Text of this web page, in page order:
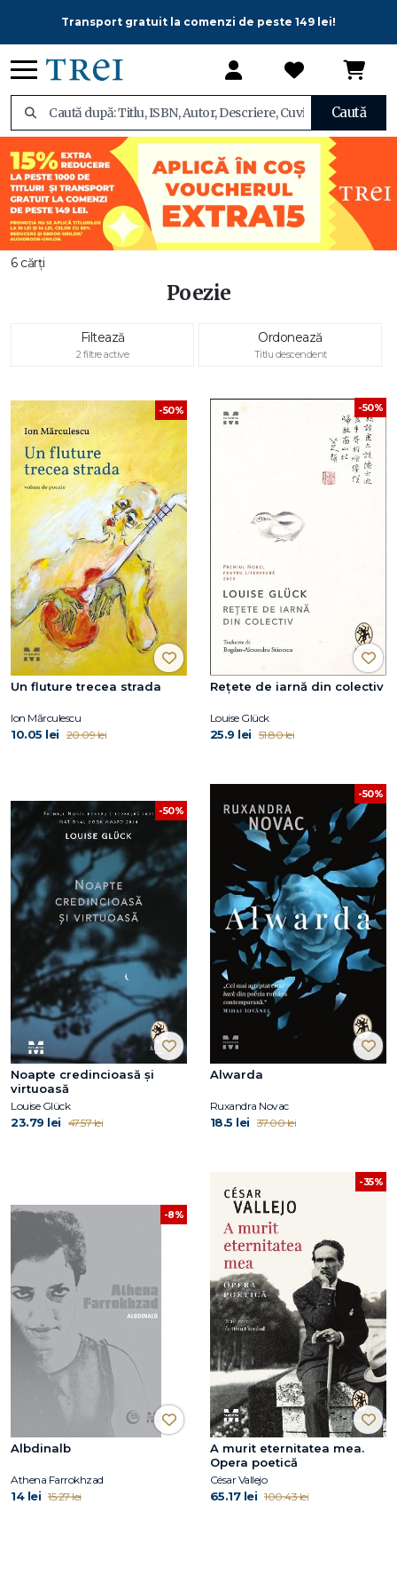
Transport gratuit la comenzi de peste 149 lei!
Caută
6 cărți
Poezie
Filtează
2 filtre active
Ordonează
Titlu descendent
-50%
Un fluture trecea strada
Ion Mărculescu
10.05 lei 20.09 lei
-50%
Rețete de iarnă din colectiv
Louise Glück
25.9 lei 51.80 lei
-50%
Noapte credincioasă și
virtuoasă
Louise Glück
23.79 lei 47.57 lei
-50%
Alwarda
Ruxandra Novac
18.5 lei 37.00 lei
-8%
Albdinalb
Athena Farrokhzad
14 lei 15.27 lei
-35%
A murit eternitatea mea.
Opera poetică
César Vallejo
65.17 lei 100.43 lei